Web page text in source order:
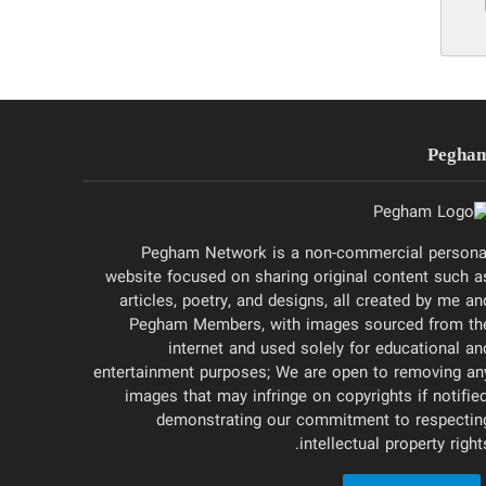
Pegham Network is a non-commercial
website focused on sharing original content such
articles, poetry, and designs, all created by me
Pegham Members, with images sourced from
internet and used solely for educational
entertainment purposes; We are open to removing
images that may infringe on copyrights if
demonstrating our commitment to
intellectual property